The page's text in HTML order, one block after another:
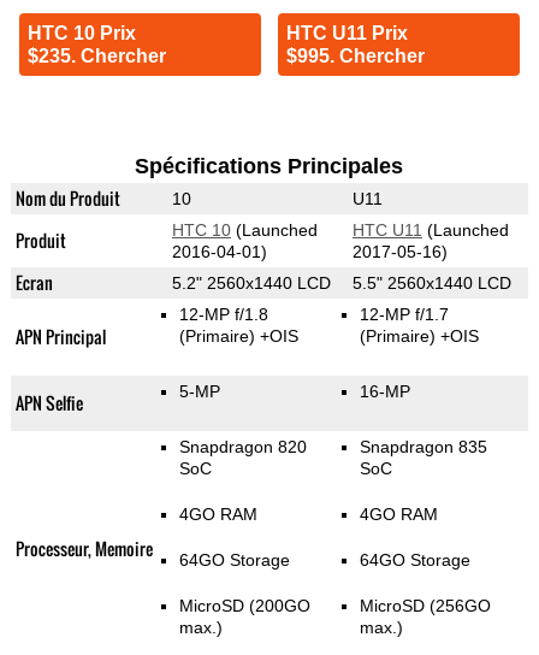
HTC 10 Prix
$235. Chercher
HTC U11 Prix
$995. Chercher
Spécifications Principales
Nom du Produit 10 U11
Produit HTC 10(Launched
2016-04-01)
HTC U11 (Launched
2017-05-16)
Ecran 5.2" 2560x1440 LCD 5.5" 2560x1440 LCD
APN Principal
12-MP f/1.8
(Primaire) +OIS
12-MP f/1.7
(Primaire) +OIS
APN Selfie 5-MP 16-MP
Processeur, Memoire
Snapdragon 820
SoC
4GO RAM
64GO Storage
MicroSD (200GO
max.)
Snapdragon 835
SoC
4GO RAM
64GO Storage
MicroSD (256GO
max.)